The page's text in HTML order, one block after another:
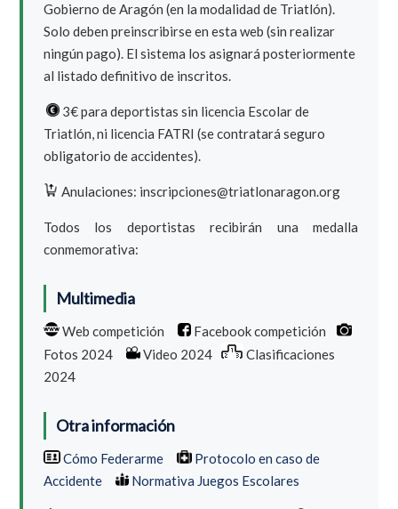
Gobierno de Aragón (en la modalidad de Triatlón).
Solo deben preinscribirse en esta web (sin realizar
ningún pago). El sistema los asignará posteriormente
al listado definitivo de inscritos.
3€ para deportistas sin licencia Escolar de
Triatlón, ni licencia FATRI (se contratará seguro
obligatorio de accidentes).
Anulaciones: inscripciones@triatlonaragon.org
Todos los deportistas recibirán una medalla
conmemorativa:
Multimedia
Web competición
Facebook competición
Fotos 2024
Video 2024
Clasificaciones
2024
Otra información
Cómo Federarme
Protocolo en caso de
Accidente
Normativa Juegos Escolares